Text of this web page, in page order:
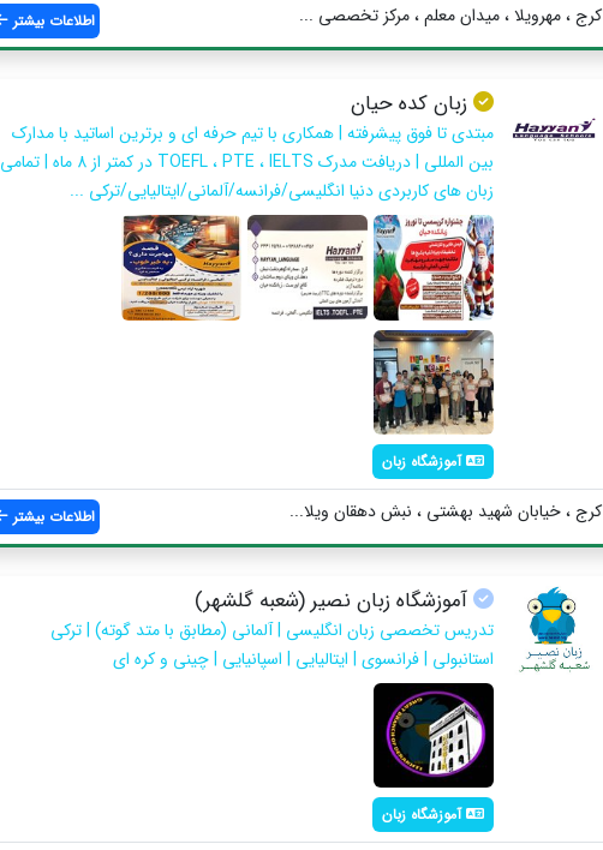
کرج ، مهرویلا ، میدان معلم ، مرکز تخصصی ... اطلاعات بیشتر
زبان کده حیان
مبتدی تا فوق پیشرفته | همکاری با تیم حرفه ای و برترین اساتید با مدارک
بین المللی | دریافت مدرک TOEFL ، PTE ، IELTS در کمتر از 8 ماه | تمامی
زبان های کاربردی دنیا انگلیسی/فرانسه/آلمانی/ایتالیایی/ترکی ...
آموزشگاه زبان
کرج ، خیابان شهید بهشتی ، نبش دهقان ویلا... اطلاعات بیشتر
آموزشگاه زبان نصیر (شعبه گلشهر)
تدریس تخصصی زبان انگلیسی | آلمانی (مطابق با متد گوته) | ترکی
استانبولی | فرانسوی | ایتالیایی | اسپانیایی | چینی و کره ای
آموزشگاه زبان